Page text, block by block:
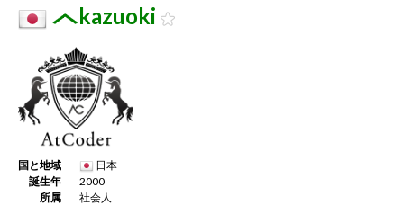
kazuoki
国と地域
日本
誕生年
2000
所属
社会人